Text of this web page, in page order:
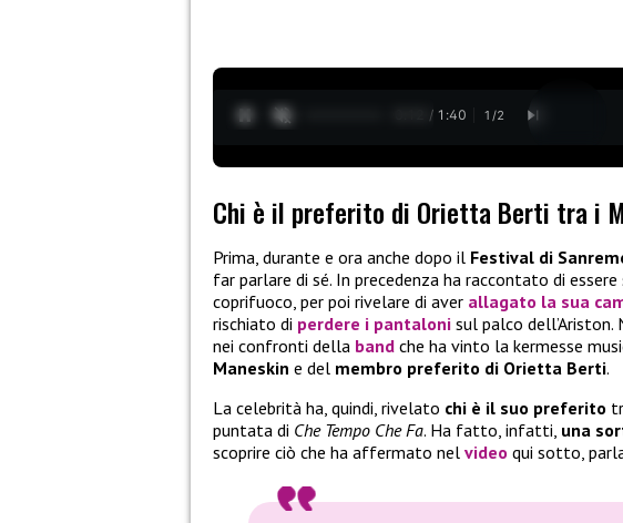
0:12 / 1:40 1 /2
Chi è il preferito di Orietta Berti tra i
Prima, durante e ora anche dopo il Festival di
far parlare di sé. In precedenza ha raccontato di
coprifuoco, per poi rivelare di aver allagato la sua
rischiato di perdere i pantaloni sul palco
nei confronti della band che ha vinto la kermesse
Maneskin e del membro preferito di Orietta Berti.
La celebrità ha, quindi, rivelato chi è il suo preferito
puntata di Che Tempo Che Fa. Ha fatto, infatti, una
scoprire ciò che ha affermato nel video qui sotto,